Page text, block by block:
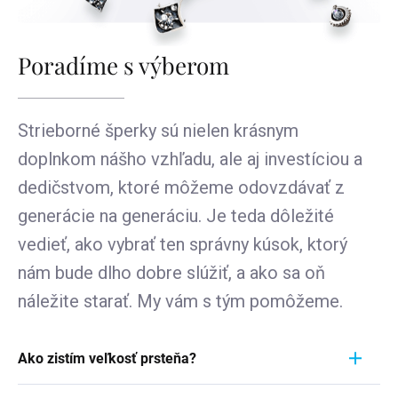
Poradíme s výberom
Strieborné šperky sú nielen krásnym
doplnkom nášho vzhľadu, ale aj investíciou a
dedičstvom, ktoré môžeme odovzdávať z
generácie na generáciu. Je teda dôležité
vedieť, ako vybrať ten správny kúsok, ktorý
nám bude dlho dobre slúžiť, a ako sa oň
náležite starať. My vám s tým pomôžeme.
Ako zistím veľkosť prsteňa?